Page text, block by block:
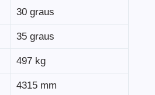
30 graus
35 graus
497 kg
4315 mm